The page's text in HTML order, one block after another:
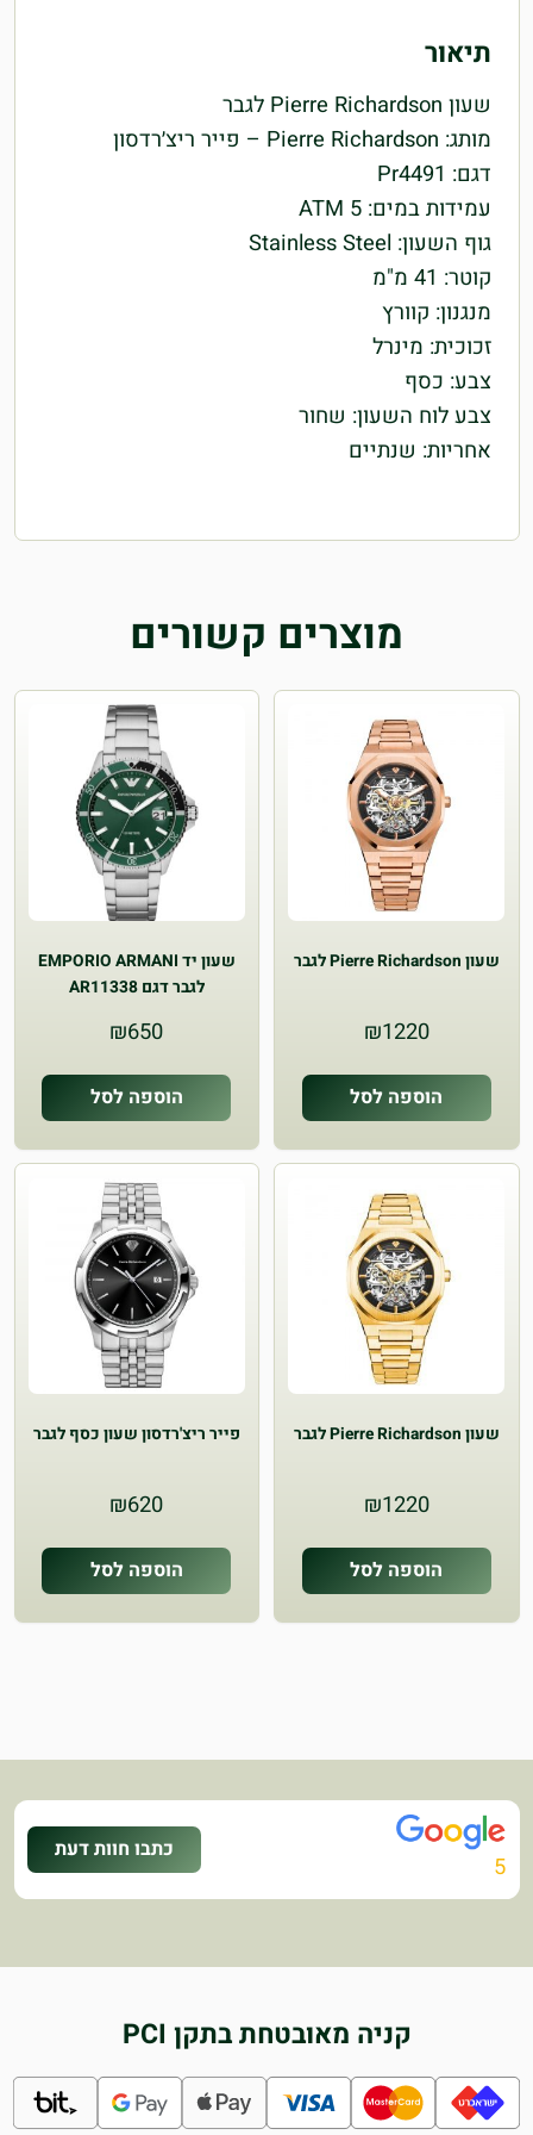
תיאור
שעון Pierre Richardson לגבר
מותג: Pierre Richardson – פייר ריצ׳רדסון
דגם: Pr4491
עמידות במים: 5 ATM
גוף השעון: Stainless Steel
קוטר: 41 מ"מ
מנגנון: קוורץ
זכוכית: מינרל
צבע: כסף
צבע לוח השעון: שחור
אחריות: שנתיים
מוצרים קשורים
שעון Pierre Richardson לגבר
₪1220
הוספה לסל
שעון יד EMPORIO ARMANI
לגבר דגם AR11338
₪650
הוספה לסל
שעון Pierre Richardson לגבר
₪1220
הוספה לסל
פייר ריצ'רדסון שעון כסף לגבר
₪620
הוספה לסל
5
כתבו חוות דעת
קניה מאובטחת בתקן PCI